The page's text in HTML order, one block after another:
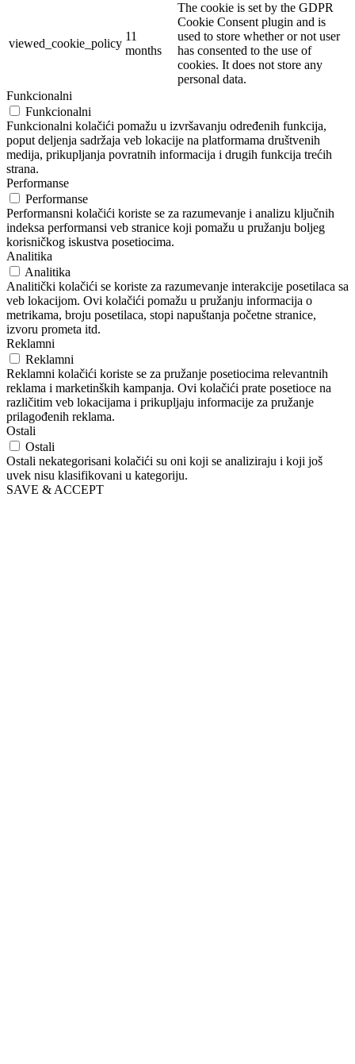
viewed_cookie_policy
11
months
The cookie is set by the GDPR
Cookie Consent plugin and is
used to store whether or not user
has consented to the use of
cookies. It does not store any
personal data.
Funkcionalni
Funkcionalni
Funkcionalni kolačići pomažu u izvršavanju određenih funkcija,
poput deljenja sadržaja veb lokacije na platformama društvenih
medija, prikupljanja povratnih informacija i drugih funkcija trećih
strana.
Performanse
Performanse
Performansni kolačići koriste se za razumevanje i analizu ključnih
indeksa performansi veb stranice koji pomažu u pružanju boljeg
korisničkog iskustva posetiocima.
Analitika
Analitika
Analitički kolačići se koriste za razumevanje interakcije posetilaca sa
veb lokacijom. Ovi kolačići pomažu u pružanju informacija o
metrikama, broju posetilaca, stopi napuštanja početne stranice,
izvoru prometa itd.
Reklamni
Reklamni
Reklamni kolačići koriste se za pružanje posetiocima relevantnih
reklama i marketinških kampanja. Ovi kolačići prate posetioce na
različitim veb lokacijama i prikupljaju informacije za pružanje
prilagođenih reklama.
Ostali
Ostali
Ostali nekategorisani kolačići su oni koji se analiziraju i koji još
uvek nisu klasifikovani u kategoriju.
SAVE & ACCEPT